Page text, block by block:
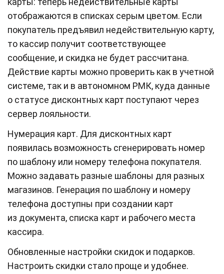
отображаются в списках серым цветом. Если
покупатель предъявил недействительную карту,
то кассир получит соответствующее
сообщение, и скидка не будет рассчитана.
Действие карты можно проверить как в учетной
системе, так и в автономном РМК, куда данные
о статусе дисконтных карт поступают через
сервер лояльности.
Нумерация карт. Для дисконтных карт
появилась возможность сгенерировать номер
по шаблону или номеру телефона покупателя.
Можно задавать разные шаблоны для разных
магазинов. Генерация по шаблону и номеру
телефона доступны при создании карт
из документа, списка карт и рабочего места
кассира.
Обновленные настройки скидок и подарков.
Настроить скидки стало проще и удобнее.